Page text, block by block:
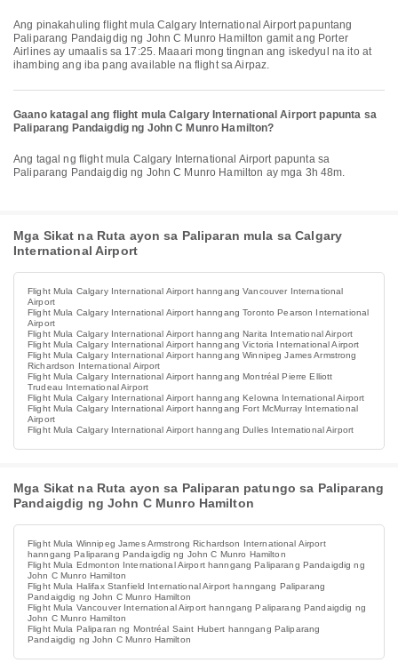
Ang pinakahuling flight mula Calgary International Airport papuntang
Paliparang Pandaigdig ng John C Munro Hamilton gamit ang Porter
Airlines ay umaalis sa 17:25. Maaari mong tingnan ang iskedyul na ito at
ihambing ang iba pang available na flight sa Airpaz.
Gaano katagal ang flight mula Calgary International Airport papunta sa
Paliparang Pandaigdig ng John C Munro Hamilton?
Ang tagal ng flight mula Calgary International Airport papunta sa
Paliparang Pandaigdig ng John C Munro Hamilton ay mga 3h 48m.
Mga Sikat na Ruta ayon sa Paliparan mula sa Calgary
International Airport
Flight Mula Calgary International Airport hanngang Vancouver International
Airport
Flight Mula Calgary International Airport hanngang Toronto Pearson International
Airport
Flight Mula Calgary International Airport hanngang Narita International Airport
Flight Mula Calgary International Airport hanngang Victoria International Airport
Flight Mula Calgary International Airport hanngang Winnipeg James Armstrong
Richardson International Airport
Flight Mula Calgary International Airport hanngang Montréal Pierre Elliott
Trudeau International Airport
Flight Mula Calgary International Airport hanngang Kelowna International Airport
Flight Mula Calgary International Airport hanngang Fort McMurray International
Airport
Flight Mula Calgary International Airport hanngang Dulles International Airport
Mga Sikat na Ruta ayon sa Paliparan patungo sa Paliparang
Pandaigdig ng John C Munro Hamilton
Flight Mula Winnipeg James Armstrong Richardson International Airport
hanngang Paliparang Pandaigdig ng John C Munro Hamilton
Flight Mula Edmonton International Airport hanngang Paliparang Pandaigdig ng
John C Munro Hamilton
Flight Mula Halifax Stanfield International Airport hanngang Paliparang
Pandaigdig ng John C Munro Hamilton
Flight Mula Vancouver International Airport hanngang Paliparang Pandaigdig ng
John C Munro Hamilton
Flight Mula Paliparan ng Montréal Saint Hubert hanngang Paliparang
Pandaigdig ng John C Munro Hamilton